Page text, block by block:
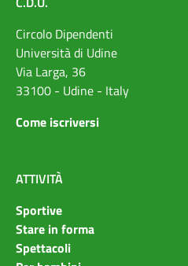
Circolo Dipendenti
Università di Udine
Via Larga, 36
33100 - Udine - Italy
Come iscriversi
ATTIVITÀ
Sportive
Stare in forma
Spettacoli